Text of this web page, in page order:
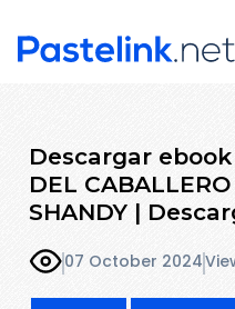
Descargar ebook
DEL
SHANDY |
07 October 2024